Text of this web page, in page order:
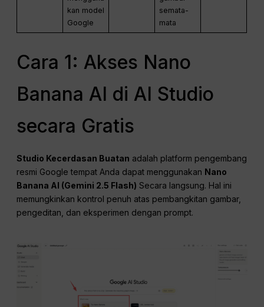
kan model
Google
semata-
mata
Cara 1: Akses Nano
Banana AI di AI Studio
secara Gratis
Studio Kecerdasan Buatan adalah platform pengembang
resmi Google tempat Anda dapat menggunakan Nano
Banana AI (Gemini 2.5 Flash) Secara langsung. Hal ini
memungkinkan kontrol penuh atas pembangkitan gambar,
pengeditan, dan eksperimen dengan prompt.